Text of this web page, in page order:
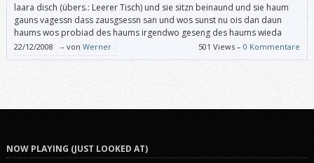
laara disch (übers.: Leerer Tisch) und sie sitzn beinaund und sie haum
gauns vagessn dass zausgsessn san und wos sunst nu ois dan daun
haums wos probiad des haums irgendwo geseng des haums wieda
lossn des is eana ned gleng daun sans auf wos kuma des hod passt und
hod zischt und daun haums so […]
22/12/2008 – von Werner 501 Views –0 Kommentare
NOW PLAYING (JUST LOOKED AT)